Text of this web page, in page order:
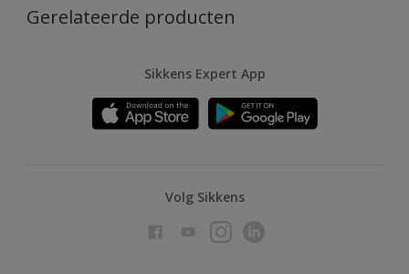
Gerelateerde producten
Sikkens Expert App
Volg Sikkens